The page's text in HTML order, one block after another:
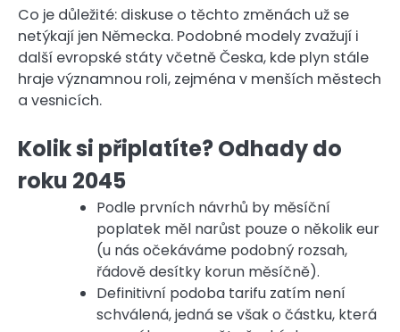
Co je důležité: diskuse o těchto změnách už se
netýkají jen Německa. Podobné modely zvažují i
další evropské státy včetně Česka, kde plyn stále
hraje významnou roli, zejména v menších městech
a vesnicích.
Kolik si připlatíte? Odhady do
roku 2045
Podle prvních návrhů by měsíční
poplatek měl narůst pouze o několik eur
(u nás očekáváme podobný rozsah,
řádově desítky korun měsíčně).
Definitivní podoba tarifu zatím není
schválená, jedná se však o částku, která